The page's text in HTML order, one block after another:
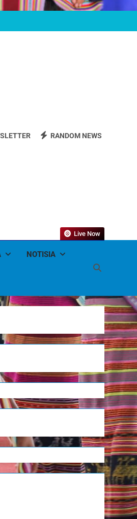
RANDOM NEWS
NOTISIA
Live Now